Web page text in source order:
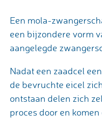
Een mola-
een bijzondere vorm
aangelegde
Nadat een zaadcel
de bevruchte eicel
ontstaan delen zich
proces door en